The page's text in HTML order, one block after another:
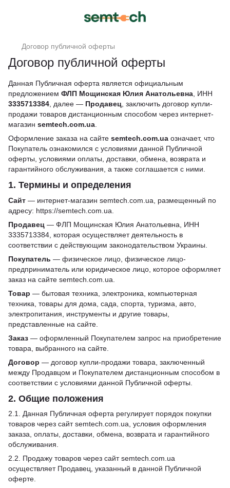
Договор публичной оферты
Договор публичной оферты
Данная Публичная оферта является официальным
предложением ФЛП Мощинская Юлия Анатольевна , ИНН
3335713384 , далее — Продавец , заключить договор купли-
продажи товаров дистанционным способом через интернет-
магазин semtech.com.ua
Оформление заказа на сайте semtech.com.ua означает, что
Покупатель ознакомился с условиями данной Публичной
оферты, условиями оплаты, доставки, обмена, возврата и
гарантийного обслуживания, а также соглашается с ними.
1. Термины и определения
Сайт — интернет-магазин semtech.com.ua, размещенный по
адресу: https://semtech.com.ua
Продавец — ФЛП Мощинская Юлия Анатольевна, ИНН
3335713384, которая осуществляет деятельность в
соответствии с действующим законодательством Украины.
Покупатель — физическое лицо, физическое лицо-
предприниматель или юридическое лицо, которое оформляет
заказ на сайте semtech.com.ua.
Товар — бытовая техника, электроника, компьютерная
техника, товары для дома, сада, спорта, туризма, авто,
электропитания, инструменты и другие товары,
представленные на сайте.
Заказ — оформленный Покупателем запрос на приобретение
товара, выбранного на сайте.
Договор — договор купли-продажи товара, заключенный
между Продавцом и Покупателем дистанционным способом в
соответствии с условиями данной Публичной оферты.
2. Общие положения
2.1. Данная Публичная оферта регулирует порядок покупки
товаров через сайт semtech.com.ua, условия оформления
заказа, оплаты, доставки, обмена, возврата и гарантийного
обслуживания.
2.2. Продажу товаров через сайт semtech.com.ua
осуществляет Продавец, указанный в данной Публичной
оферте.